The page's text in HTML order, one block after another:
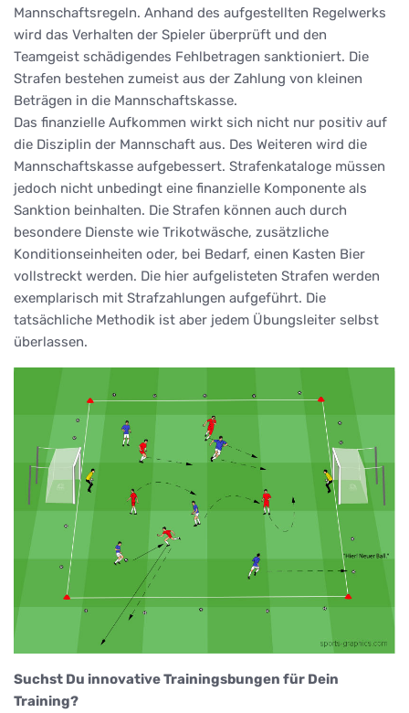
Mannschaftsregeln. Anhand des aufgestellten Regelwerks
wird das Verhalten der Spieler überprüft und den
Teamgeist schädigendes Fehlbetragen sanktioniert. Die
Strafen bestehen zumeist aus der Zahlung von kleinen
Beträgen in die Mannschaftskasse.
Das finanzielle Aufkommen wirkt sich nicht nur positiv auf
die Disziplin der Mannschaft aus. Des Weiteren wird die
Mannschaftskasse aufgebessert. Strafenkataloge müssen
jedoch nicht unbedingt eine finanzielle Komponente als
Sanktion beinhalten. Die Strafen können auch durch
besondere Dienste wie Trikotwäsche, zusätzliche
Konditionseinheiten oder, bei Bedarf, einen Kasten Bier
vollstreckt werden. Die hier aufgelisteten Strafen werden
exemplarisch mit Strafzahlungen aufgeführt. Die
tatsächliche Methodik ist aber jedem Übungsleiter selbst
überlassen.
Suchst Du innovative Trainingsbungen für Dein
Training?